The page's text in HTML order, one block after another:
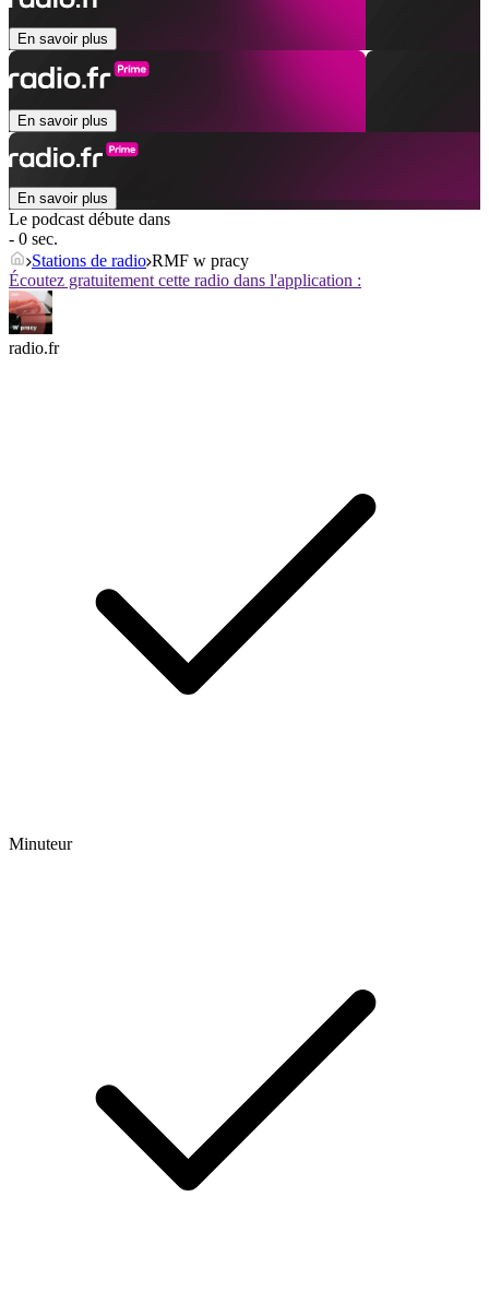
En savoir plus
En savoir plus
En savoir plus
Le podcast débute dans
- 0 sec.
Stations de radio RMF w pracy
Écoutez gratuitement cette radio dans l'application :
radio.fr
Minuteur